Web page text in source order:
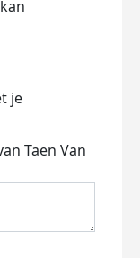
je
Taen Van